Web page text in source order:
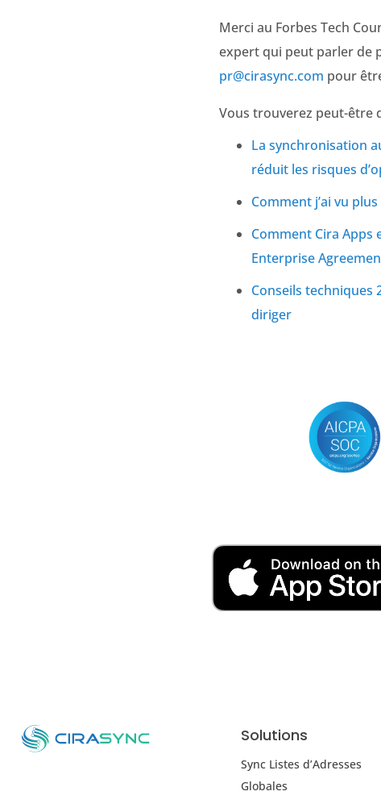
Merci au Forbes Tech
expert qui peut parler de
pr@cirasync.com pour
Vous trouverez peut-être
La synchronisation
réduit les risques
Comment j’ai vu
Comment Cira Apps
Enterprise
Conseils techniques
diriger
Solutions
Sync Listes d’Adresses
Globales